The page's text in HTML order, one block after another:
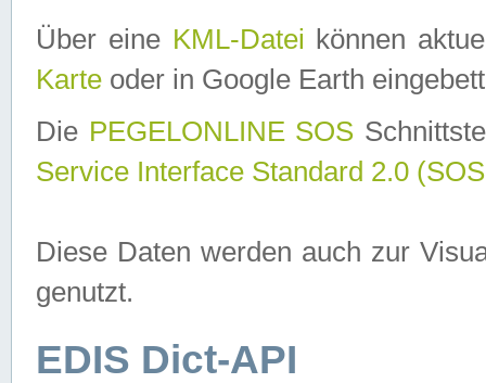
Über eine KML-Datei können
Karte oder in Google Earth
Die PEGELONLINE SOS
Service Interface Standard 2.0
Diese Daten werden auch zur
genutzt.
EDIS Dict-API